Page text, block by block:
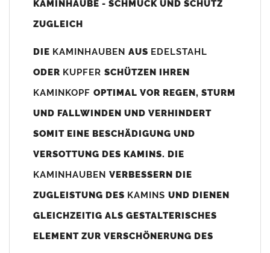
Unsere Maßangaben beziehen sich immer auf das
800mm x 740-800mm angefertigt (siehe Bild/Zeichnung unten).
angefertigt werden (bitte anfragen).
(siehe Bild/Zeichnung unten) angefertigt. Sollten die Bohrungen
nicht passen dann bitte "ohne"Bohrungen (Auswahlfeld)
bis 500mm Kaminbreite: Abstand vom Kaminrand ca.
80mm
KAMINHAUBE - SCHMUCK UND SCHUTZ
ZUGLEICH
DIE KAMINHAUBEN AUS EDELSTAHL
ODER KUPFER SCHÜTZEN IHREN
KAMINKOPF OPTIMAL VOR REGEN, STURM
UND FALLWINDEN UND VERHINDERT
SOMIT EINE BESCHÄDIGUNG UND
VERSOTTUNG DES KAMINS. DIE
KAMINHAUBEN VERBESSERN DIE
ZUGLEISTUNG DES KAMINS UND DIENEN
GLEICHZEITIG ALS GESTALTERISCHES
ELEMENT ZUR VERSCHÖNERUNG DES